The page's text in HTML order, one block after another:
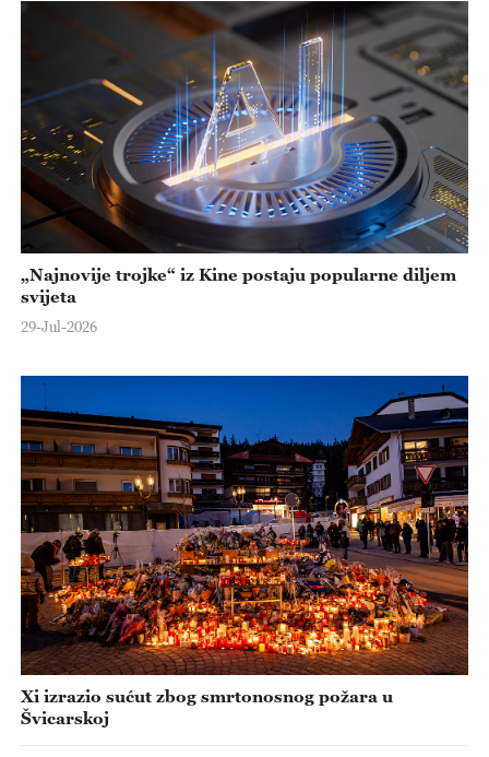
„Najnovije trojke“ iz Kine postaju popularne diljem
svijeta
29-Jul-2026
Xi izrazio sućut zbog smrtonosnog požara u
Švicarskoj